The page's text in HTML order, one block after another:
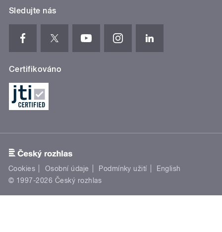
Sledujte nás
Certifikováno
Cookies Osobní údaje Podmínky užití
English
© 1997-2026 Český rozhlas